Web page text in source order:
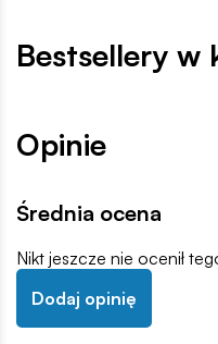
Bestsellery w
Opinie
Średnia ocena
Nikt jeszcze nie ocenił
Dodaj opinię